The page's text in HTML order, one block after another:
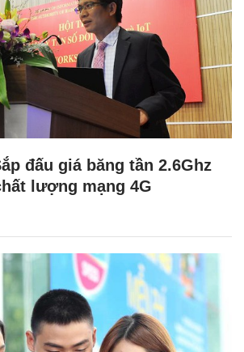
đấu giá băng tần 2.6Ghz
lượng mạng 4G